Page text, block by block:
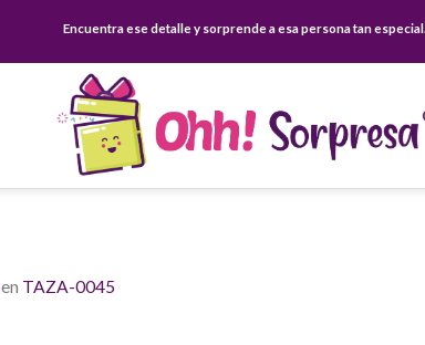
Encuentra ese detalle y sorprende a esa persona tan especial.
en TAZA-0045